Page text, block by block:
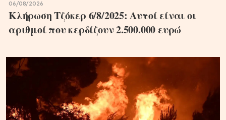
06/08/2026
Κλήρωση Τζόκερ 6/8/2025: Αυτοί είναι οι
αριθμοί που κερδίζουν 2.500.000 ευρώ